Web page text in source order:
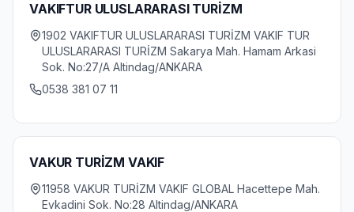
VAKIFTUR ULUSLARARASI TURİZM
1902 VAKIFTUR ULUSLARARASI TURİZM VAKIF TUR
ULUSLARARASI TURİZM Sakarya Mah. Hamam Arkasi
Sok. No:27/A Altindag/ANKARA
0538 381 07 11
VAKUR TURİZM VAKIF
11958 VAKUR TURİZM VAKIF GLOBAL Hacettepe Mah.
Evkadini Sok. No:28 Altindag/ANKARA